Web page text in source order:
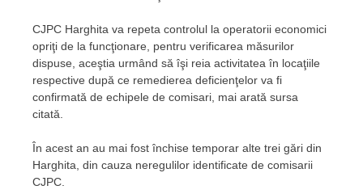
CJPC Harghita va repeta controlul la operatorii economici
opriţi de la funcţionare, pentru verificarea măsurilor
dispuse, aceştia urmând să îşi reia activitatea în locaţiile
respective după ce remedierea deficienţelor va fi
confirmată de echipele de comisari, mai arată sursa
citată.
În acest an au mai fost închise temporar alte trei gări din
Harghita, din cauza neregulilor identificate de comisarii
CJPC.